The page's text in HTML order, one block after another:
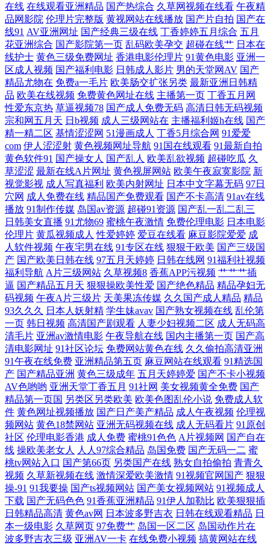
观看 亚洲色图少妇 日韩城人电影 另类欧美黄站 国产青青操 操逼四91 91
网在线 性爱午夜影院 香焦视频在线播放 无码片站chui 日本字幕网 欧美在
线cn 久草超碰在线 东京热色影视 97婷婷四色播 伊人网操逼片 日韩素人在
线一区 日本A网 欧美日韩H片 另类女同 黑丝制服影院 国产999视频 AV更
新资源站 足交在线播放 天美9l制片厂 欧日美视频在 九一蜜桃出品 韩国美
女AV导航 豆花在线观看官网 成人含羞草视频 肏屄免费电影 91视屏免费观
看 亚洲天堂无码永久 五月花激情站 青娱乐福利导航 美女视频91网站 九一
视频免费看 福利剧场av 91国产福利视频 亚洲成人免费电影 三级视频国产
欧美另类极度 久久香蕉网 久久国产日韩 加勒比91在线 东方AV在线观看
超碰大青青97 91熟妇在线 影音先锋亚州精品 天天干ww 日韩肏道 蜜桃视
频91 精品人妻少妇 麻豆视频在线观看 九九精品九九国产 国产射精视频 成
人品人妻久久 97超碰自拍 在线观看免费国产 五月花老湿机 青娱乐av91 香
蕉伊擦擦449 五月花综合网 日韩一二视频网 青娱乐91毛片 欧美伊人大香
蕉 久久偷拍视频导航 人人乐人人妻 九九福利社 91婷婷射 日韩H网站 日本
熟妇网站大全 男人天堂狠狠操 玖玖色资源 韩日免费 第一福利 香焦久久福
利院 五月婷婷影院 日本se情 免费观看91在线 人妻九色 青青草超碰在线 另
类人妖网站 久久资源福利站 国产成人AV导航 丁香久久大香蕉 三级国产网
址 91夜色 超碰狠狠狠 豆花社区 丁香六月操
在线 在线观看亚洲精品 国产热综合 久草网视频在线看 午夜精
品网影院 伦理片完整版 黄视网站在线播放 国产片自拍 国产在
线91 AV亚洲网址 国产经典三级在线 丁香婷婷五月综合 五月
花亚洲综合 国产影院第一页 乱码欧美孕交 超碰在线艹 日本在
线护士 黄色三级免费网址 香港电影伦理片 91黄色电影 亚洲一
区成人视频 国产福利电影 日韩成人影片 男的天堂网AV 国产
精品尤物在 免费a一毛片 欧美肠交扩张另类 最新亚洲日韩精
品 欧美在线视频 免费黄色网址在线 主播第一页 丁香五月网
性爱东京热 草逼视频78 国产成人免费无码 高清日韩无码视频
宗和网五月天 日b视频 成人三级网站在 主播福利姬h在线 国产
精一精二区 基情涩涩网 51漫画成人 丁香5月综合网 91爱爱
com 伊人涩涩射 黄色视频网址导航 91国在线观看 91最新自拍
黄色软件91 国产操女人 国产乱人 欧美乱欲视频 超碰吃瓜 久
草涩涩 最新在线A片网址 黄色视屏网站 欧美午夜寂寞影院 新
视觉影视 成人写真福利 欧美内射网址 日本中文字幕无码 97日
穴网 成人免费在线 精品国产免费观看 国产不卡高清 91av在线
播放 91制作传媒 岛国av资源 超碰91资源 国产乱一乱二乱三
日韩美女直播 91尤物69 蜜桃午夜激情 免费伦理电影 日本电影
伦理片 黄瓜视频成人 性爱婷婷 爱豆在线看 麻豆影院爱爱 成
人软件视频 午夜宅男在线 91专区在线 狠狠干欧美 国产三级国
产 国产欧美日韩在线 97五月天婷婷 日韩在线网 91福利社视频
福利导航 A片三级网站 久草视频8 香蕉APP污视频 艹艹艹插
逼 国产精品五月天 狠狠操欧美性爱 国产绝色精品 精品孕妇无
码视频 午夜A片三级片 天美果冻传媒 久久国产成人精品 精品
93久久久 日本人妖射精 学生妹avav 国产熟女视频在线 乱伦第
一页 韩日视频 高清国产剧观看 人妻少妇视频二区 成人无码高
清毛片 亚洲av激情电影 午夜导航在线 国内主播第一页 国产高
清电影网址 91社区论坛 免费网站黄色在线 久久偷拍高清亚洲
91午夜在线免费 亚洲精品第五页 麻豆网站在线观看 91精选国
产 国产精品亚洲 黄色三级成年 五月天婷婷爱 国产不卡小视频
AV色哟哟 亚洲天堂丁香五月 91社网 美女视频黄全免费 国产
精品第一页国 另类区另类欧美 欧美色图乱伦小说 免费成人软
件 黄色网址视频播放 国产日产美产精品 成人午夜视频 伦理视
频网站 黄色18禁网站 亚洲无码视频在线 成人无码看片 91原创
社区 伦理电影香港 成人免费 蜜桃91色色 A片视频网 国产自在
线 操欧美老女人 人人97综合精品 岛国免费 国产无码一二 蜜
桃tv网站入口 国产第66页 另类国产在线 熟女自拍偷拍 青青久
视频 久草新视频在线 激情深爱欧美激情 91视频官网国产 狠狠
操-91 91我要操 国产ts视频网站 国产美女视频网站 91视频成人
下载 国产无码色色 91香蕉亚洲精品 91伊人加勒比 欧美狠狠插
日韩精品高清 黄色av网 日本波多野吉衣 日韩在线观看精品 日
本一级电影 久草网页 97免费艹 岛国一区二区 岛国动作片在
波多野吉衣三级 亚洲AV一卡 在线免费小视频 搞黄网站在线